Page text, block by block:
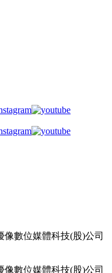
像數位媒體科技(股)公司
像數位媒體科技(股)公司